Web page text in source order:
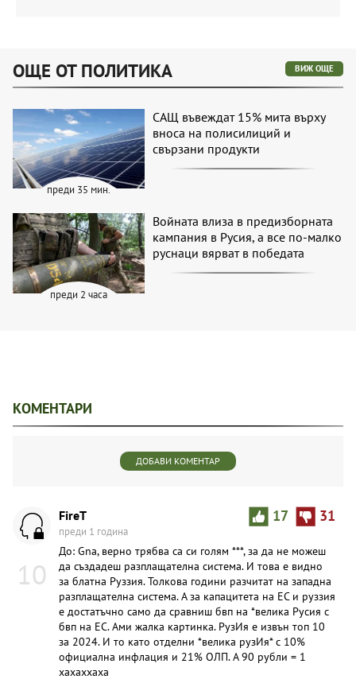
ОЩЕ ОТ ПОЛИТИКА ВИЖ ОЩЕ
преди 35 мин.
САЩ въвеждат 15% мита върху
вноса на полисилиций и
свързани продукти
преди 2 часа
Войната влиза в предизборната
кампания в Русия, а все по-малко
руснаци вярват в победата
КОМЕНТАРИ
ДОБАВИ КОМЕНТАР
10
17 31
FireT
преди 1 година
До: Gna, верно трябва са си голям ***, за да не можеш
да създадеш разплащателна система. И това е видно
за блатна Руззия. Толкова години разчитат на западна
разплащателна система. А за капацитета на ЕС и руззия
е достатъчно само да сравниш бвп на *велика Русия с
бвп на ЕС. Ами жалка картинка. РузИя е извън топ 10
за 2024. И то като отделни *велика рузИя* с 10%
официална инфлация и 21% ОЛП. А 90 рубли = 1
хахаххаха